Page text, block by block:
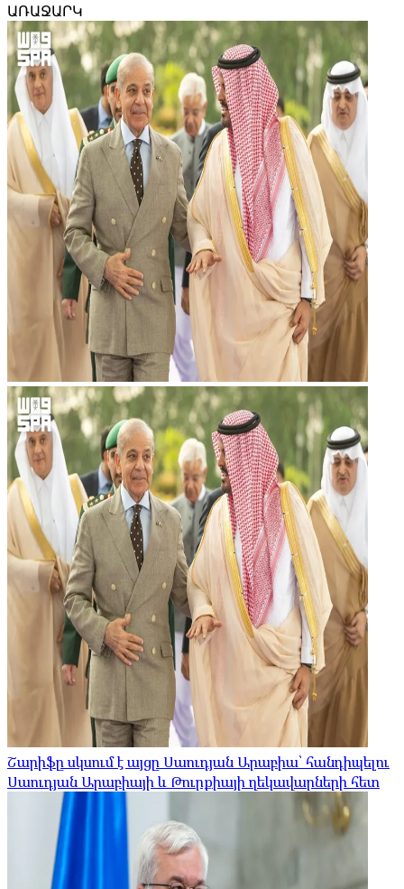
ԱՌԱՋԱՐԿ
Շարիֆը սկսում է այցը Սաուդյան Արաբիա՝ հանդիպելու
Սաուդյան Արաբիայի և Թուրքիայի ղեկավարների հետ